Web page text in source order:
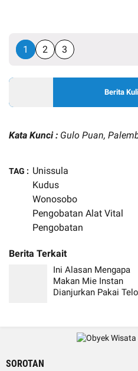
1 2 3
Berita
Kata Kunci : Gulo Puan,
TAG : Unissula
Kudus
Wonosobo
Pengobatan Alat Vital
Pengobatan
Ini Alasan Mengapa
Makan Mie Instan
Dianjurkan Pakai
Daging atau Nasi
SOROTAN